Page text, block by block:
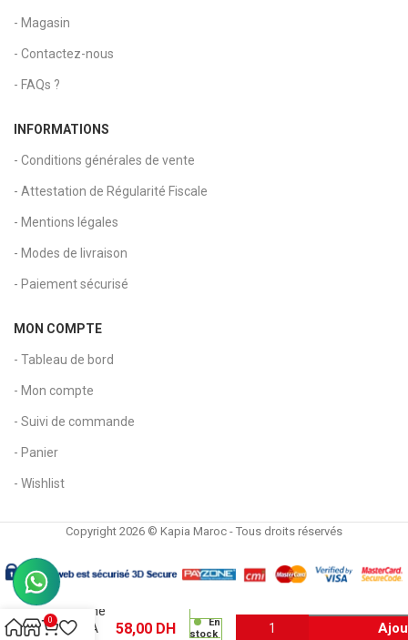
- Magasin
- Contactez-nous
- FAQs ?
INFORMATIONS
- Conditions générales de vente
- Attestation de Régularité Fiscale
- Mentions légales
- Modes de livraison
- Paiement sécurisé
MON COMPTE
- Tableau de bord
- Mon compte
- Suivi de commande
- Panier
- Wishlist
Copyright 2026 © Kapia Maroc - Tous droits réservés
Fiche
Bristol A4
Blanche
PANDA
58,00 DH
En
stock
0